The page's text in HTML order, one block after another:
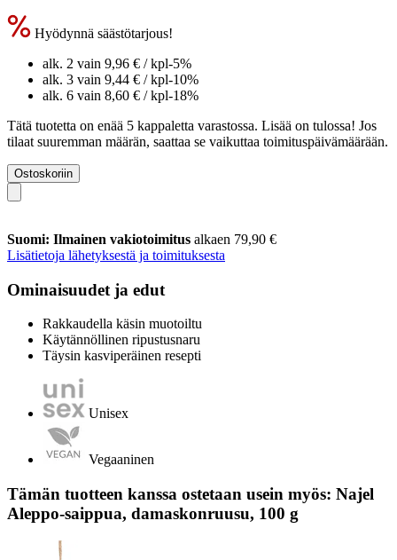
Hyödynnä säästötarjous!
alk. 2 vain 9,96 € / kpl-5%
alk. 3 vain 9,44 € / kpl-10%
alk. 6 vain 8,60 € / kpl-18%
Tätä tuotetta on enää 5 kappaletta varastossa. Lisää on tulossa! Jos
tilaat suuremman määrän, saattaa se vaikuttaa toimituspäivämäärään.
Ostoskoriin
Suomi: Ilmainen vakiotoimitus alkaen 79,90 €
Lisätietoja lähetyksestä ja toimituksesta
Ominaisuudet ja edut
Rakkaudella käsin muotoiltu
Käytännöllinen ripustusnaru
Täysin kasviperäinen resepti
Unisex
Vegaaninen
Tämän tuotteen kanssa ostetaan usein myös: Najel
Aleppo-saippua, damaskonruusu, 100 g